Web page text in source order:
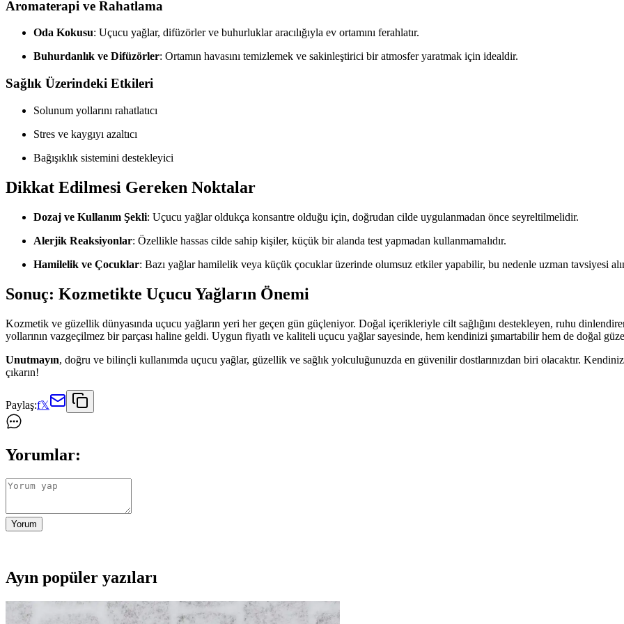
Aromaterapi ve Rahatlama
Oda Kokusu: Uçucu yağlar, difüzörler ve buhurluklar aracılığıyla ev ortamını ferahlatır.
Buhurdanlık ve Difüzörler: Ortamın havasını temizlemek ve sakinleştirici bir atmosfer yaratmak için idealdir.
Sağlık Üzerindeki Etkileri
Solunum yollarını rahatlatıcı
Stres ve kaygıyı azaltıcı
Bağışıklık sistemini destekleyici
Dikkat Edilmesi Gereken Noktalar
Dozaj ve Kullanım Şekli: Uçucu yağlar oldukça konsantre olduğu için, doğrudan cilde uygulanmadan önce seyreltilmelidir.
Alerjik Reaksiyonlar: Özellikle hassas cilde sahip kişiler, küçük bir alanda test yapmadan kullanmamalıdır.
Hamilelik ve Çocuklar: Bazı yağlar hamilelik veya küçük çocuklar üzerinde olumsuz etkiler yapabilir, bu nedenle uzman tavsiyesi
Sonuç: Kozmetikte Uçucu Yağların Önemi
Kozmetik ve güzellik dünyasında uçucu yağların yeri her geçen gün güçleniyor. Doğal içerikleriyle cilt sağlığını destekleyen, ruhu
yollarının vazgeçilmez bir parçası haline geldi. Uygun fiyatlı ve kaliteli uçucu yağlar sayesinde, hem kendinizi şımartabilir hem de doğal
Unutmayın, doğru ve bilinçli kullanımda uçucu yağlar, güzellik ve sağlık yolculuğunuzda en güvenilir dostlarınızdan biri olacaktır.
çıkarın!
Paylaş:f𝕏
Yorumlar:
Yorum
Ayın popüler yazıları